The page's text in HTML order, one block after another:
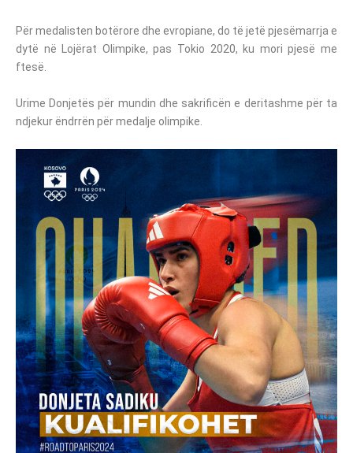
Për medalisten botërore dhe evropiane, do të jetë pjesëmarrja e
dytë në Lojërat Olimpike, pas Tokio 2020, ku mori pjesë me
ftesë.
Urime Donjetës për mundin dhe sakrificën e deritashme për ta
ndjekur ëndrrën për medalje olimpike.